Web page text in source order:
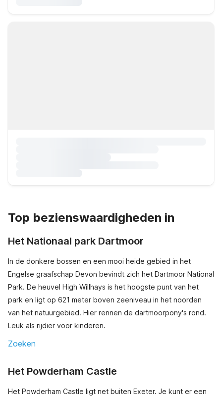
Top bezienswaardigheden in
Het Nationaal park Dartmoor
In de donkere bossen en een mooi heide gebied in het
Engelse graafschap Devon bevindt zich het Dartmoor National
Park. De heuvel High Willhays is het hoogste punt van het
park en ligt op 621 meter boven zeeniveau in het noorden
van het natuurgebied. Hier rennen de dartmoorpony's rond.
Leuk als rijdier voor kinderen.
Zoeken
Het Powderham Castle
Het Powderham Castle ligt net buiten Exeter. Je kunt er een